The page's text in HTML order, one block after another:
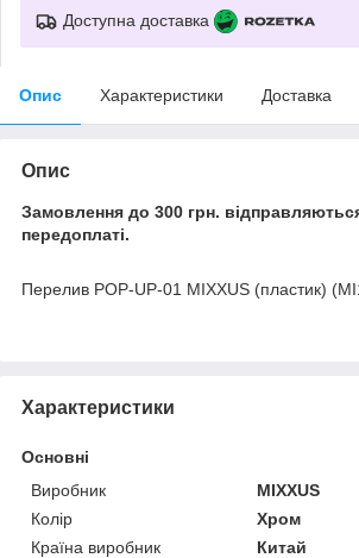
Доступна доставка
Опис Характеристики Доставка
Опис
Замовлення до 300 грн.
передоплаті.
Перелив POP-UP-01 MIXXUS (пластик)
Характеристики
Основні
Виробник
MIXXUS
Колір
Хром
Країна виробник
Китай